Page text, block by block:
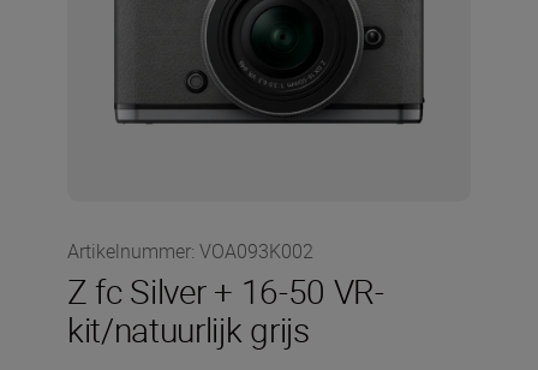
Artikelnummer: VOA093K002
Z fc Silver + 16-50 VR-
kit/natuurlijk grijs